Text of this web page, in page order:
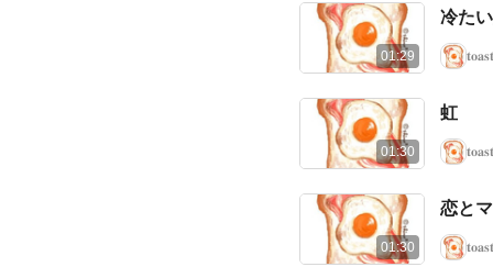
01:29
冷た
01:30
虹
01:30
恋と